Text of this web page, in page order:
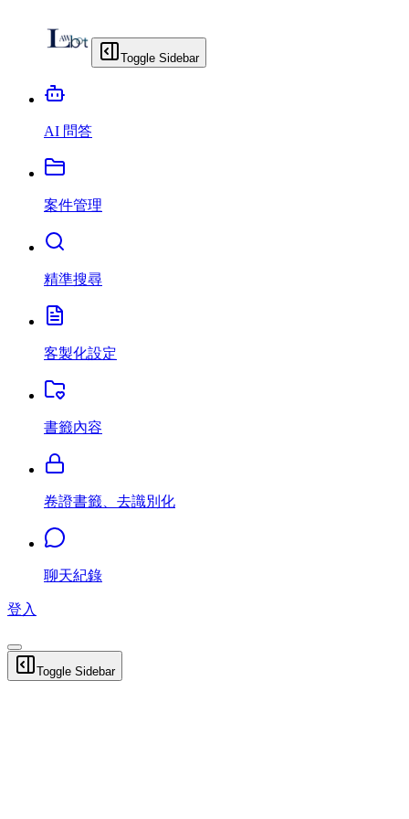
Toggle Sidebar
AI 問答
案件管理
精準搜尋
客製化設定
書籤內容
卷證書籤、去識別化
聊天紀錄
登入
Toggle Sidebar